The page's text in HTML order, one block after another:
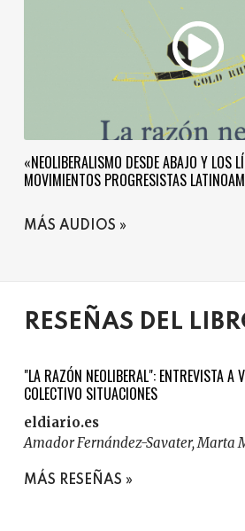
«NEOLIBERALISMO DESDE ABAJO Y LOS
MOVIMIENTOS PROGRESISTAS
MÁS AUDIOS
RESEÑAS DEL
"LA RAZÓN NEOLIBERAL": ENTREVISTA A
COLECTIVO SITUACIONES
eldiario.es
Amador Fernández-Savater, Marta
MÁS RESEÑAS